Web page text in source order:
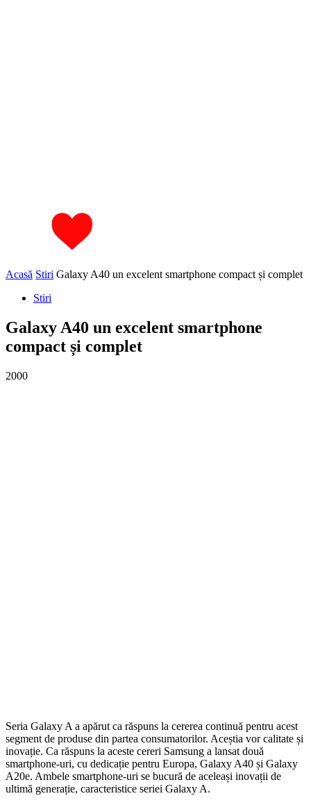
Acasă Stiri Galaxy A40 un excelent smartphone compact și complet
Stiri
Galaxy A40 un excelent smartphone
compact și complet
2000
Seria Galaxy A a apărut ca răspuns la cererea continuă pentru acest
segment de produse din partea consumatorilor. Aceștia vor calitate și
inovație. Ca răspuns la aceste cereri Samsung a lansat două
smartphone-uri, cu dedicație pentru Europa, Galaxy A40 și Galaxy
A20e. Ambele smartphone-uri se bucură de aceleași inovații de
ultimă generație, caracteristice seriei Galaxy A.